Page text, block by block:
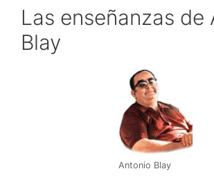
Las enseñanzas de
Blay
Antonio Blay